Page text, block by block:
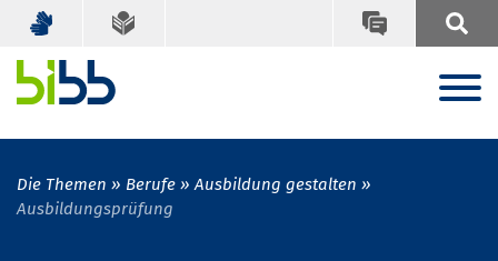
Die Themen Berufe
Ausbildung gestalten
Ausbildungsprüfung